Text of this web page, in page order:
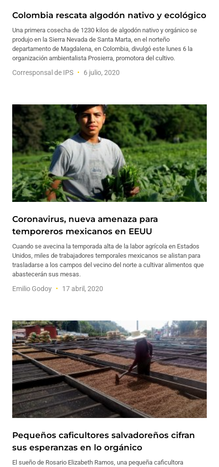
Colombia rescata algodón nativo y ecológico
Una primera cosecha de 1230 kilos de algodón nativo y orgánico se
produjo en la Sierra Nevada de Santa Marta, en el norteño
departamento de Magdalena, en Colombia, divulgó este lunes 6 la
organización ambientalista Prosierra, promotora del cultivo.
Corresponsal de IPS 6 julio, 2020
Coronavirus, nueva amenaza para
temporeros mexicanos en EEUU
Cuando se avecina la temporada alta de la labor agrícola en Estados
Unidos, miles de trabajadores temporales mexicanos se alistan para
trasladarse a los campos del vecino del norte a cultivar alimentos que
abastecerán sus mesas.
Emilio Godoy 17 abril, 2020
Pequeños caficultores salvadoreños cifran
sus esperanzas en lo orgánico
El sueño de Rosario Elizabeth Ramos, una pequeña caficultora